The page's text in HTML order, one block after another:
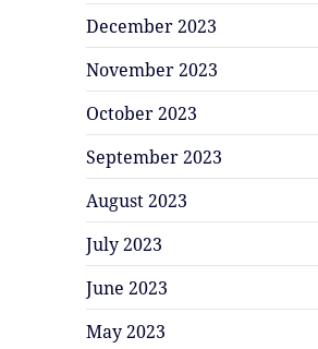
December 2023
November 2023
October 2023
September 2023
August 2023
July 2023
June 2023
May 2023